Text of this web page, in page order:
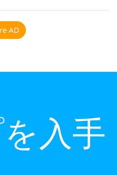
AD
入手